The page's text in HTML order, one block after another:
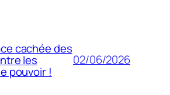
cachée des
les
pouvoir !
02/06/2026